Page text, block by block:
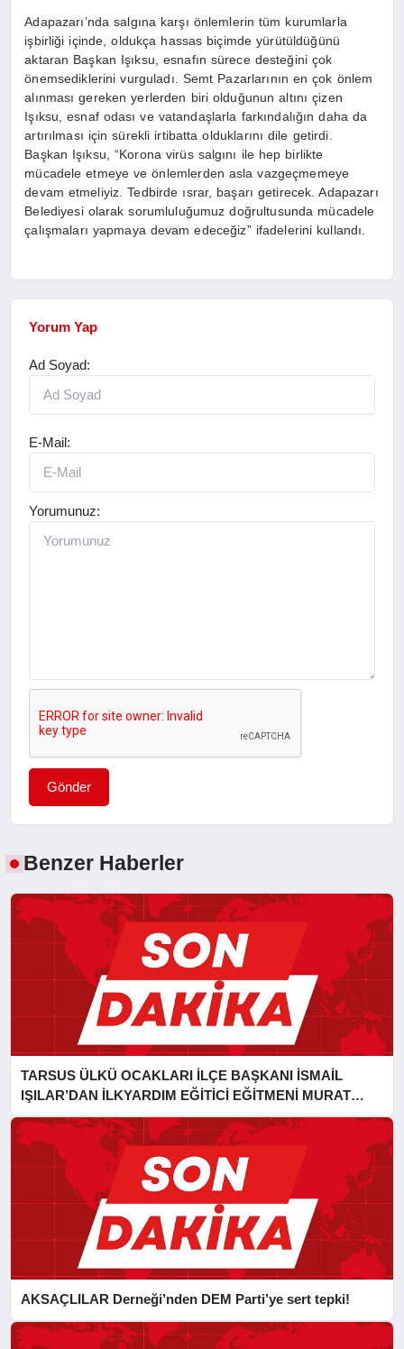
Adapazarı’nda salgına karşı önlemlerin tüm kurumlarla
işbirliği içinde, oldukça hassas biçimde yürütüldüğünü
aktaran Başkan Işıksu, esnafın sürece desteğini çok
önemsediklerini vurguladı. Semt Pazarlarının en çok önlem
alınması gereken yerlerden biri olduğunun altını çizen
Işıksu, esnaf odası ve vatandaşlarla farkındalığın daha da
artırılması için sürekli irtibatta olduklarını dile getirdi.
Başkan Işıksu, “Korona virüs salgını ile hep birlikte
mücadele etmeye ve önlemlerden asla vazgeçmemeye
devam etmeliyiz. Tedbirde ısrar, başarı getirecek. Adapazarı
Belediyesi olarak sorumluluğumuz doğrultusunda mücadele
çalışmaları yapmaya devam edeceğiz” ifadelerini kullandı.
Yorum Yap
Ad Soyad:
E-Mail:
Yorumunuz:
Gönder
Benzer Haberler
TARSUS ÜLKÜ OCAKLARI İLÇE BAŞKANI İSMAİL
IŞILAR’DAN İLKYARDIM EĞİTİCİ EĞİTMENİ MURAT
CAN FİDAN’A ZİYARET
AKSAÇLILAR Derneği’nden DEM Parti’ye sert tepki!